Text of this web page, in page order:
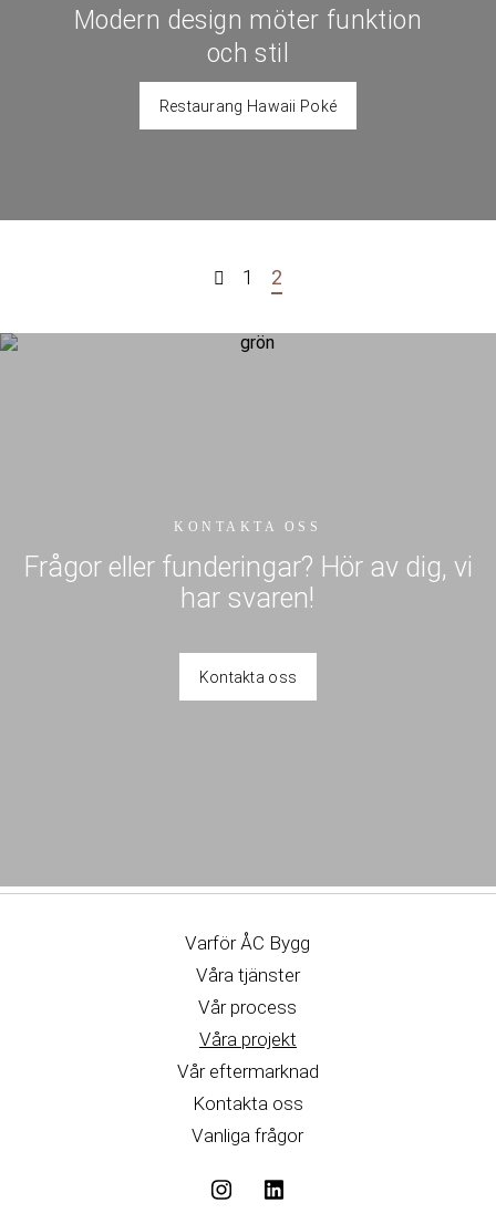
Modern design möter funktion
och stil
Restaurang Hawaii Poké
1 2
KONTAKTA OSS
Frågor eller funderingar? Hör av dig, vi
har svaren!
Kontakta oss
Varför ÅC Bygg
Våra tjänster
Vår process
Våra projekt
Vår eftermarknad
Kontakta oss
Vanliga frågor